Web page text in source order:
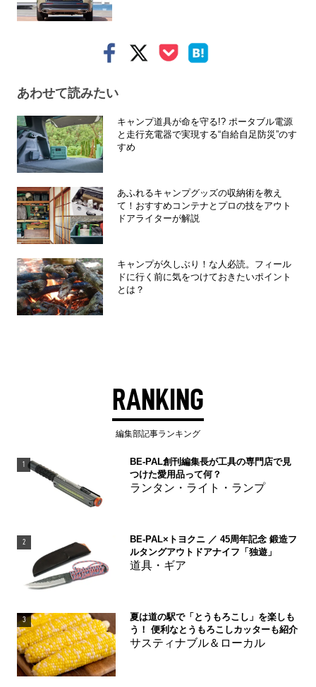
あわせて読みたい
キャンプ道具が命を守る!? ポータブル電源
と走行充電器で実現する“自給自足防災”のす
すめ
あふれるキャンプグッズの収納術を教え
て！おすすめコンテナとプロの技をアウト
ドアライターが解説
キャンプが久しぶり！な人必読。フィール
ドに行く前に気をつけておきたいポイント
とは？
RANKING
編集部記事ランキング
1
BE-PAL創刊編集長が工具の専門店で見
つけた愛用品って何？
ランタン・ライト・ランプ
2
BE-PAL×トヨクニ ／ 45周年記念 鍛造フ
ルタングアウトドアナイフ「独遊」
道具・ギア
3
夏は道の駅で「とうもろこし」を楽しも
う！ 便利なとうもろこしカッターも紹介
サスティナブル＆ローカル